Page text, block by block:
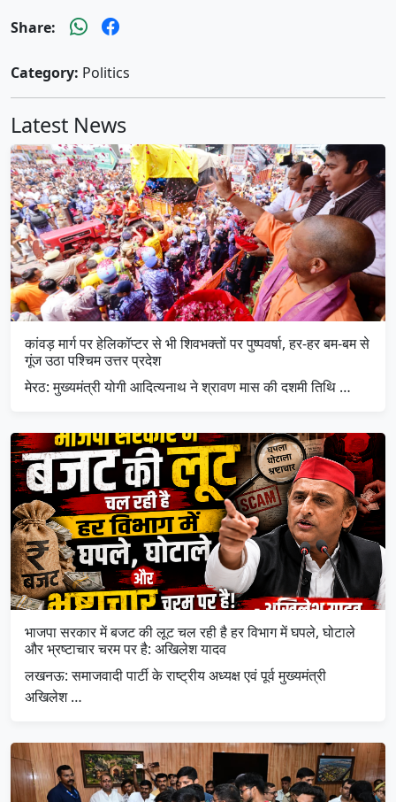
Share:
Category: Politics
Latest News
कांवड़ मार्ग पर हेलिकॉप्टर से भी शिवभक्तों पर पुष्पवर्षा, हर-हर बम-बम से
गूंज उठा पश्चिम उत्तर प्रदेश
मेरठ: मुख्यमंत्री योगी आदित्यनाथ ने श्रावण मास की दशमी तिथि …
भाजपा सरकार में बजट की लूट चल रही है हर विभाग में घपले, घोटाले
और भ्रष्टाचार चरम पर है: अखिलेश यादव
लखनऊ: समाजवादी पार्टी के राष्ट्रीय अध्यक्ष एवं पूर्व मुख्यमंत्री
अखिलेश …